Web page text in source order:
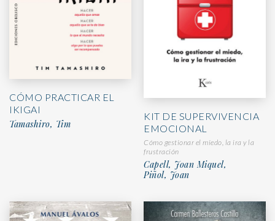
CÓMO PRACTICAR EL
IKIGAI
Tamashiro, Tim
KIT DE SUPERVIVENCIA
EMOCIONAL
Cómo gestionar el miedo, la ira y la
frustración
Capell, Joan Miquel,
Piñol, Joan